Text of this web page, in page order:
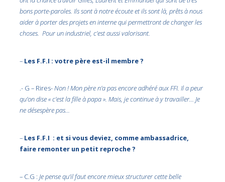
bons porte-paroles. Ils sont à notre écoute et ils sont là, prêts à nous
aider à porter des projets en interne qui permettront de changer les
choses. Pour un industriel, c’est aussi valorisant.
– Les F.F.I : votre père est-il membre ?
.- G – Rires-Non ! Mon père n’a pas encore adhéré aux FFI. Il a peur
qu’on dise « c’est la fille à papa ». Mais, je continue à y travailler… Je
ne désespère pas…
– Les F.F.I : et si vous deviez, comme ambassadrice,
faire remonter un petit reproche ?
– C.G :Je pense qu’il faut encore mieux structurer cette belle